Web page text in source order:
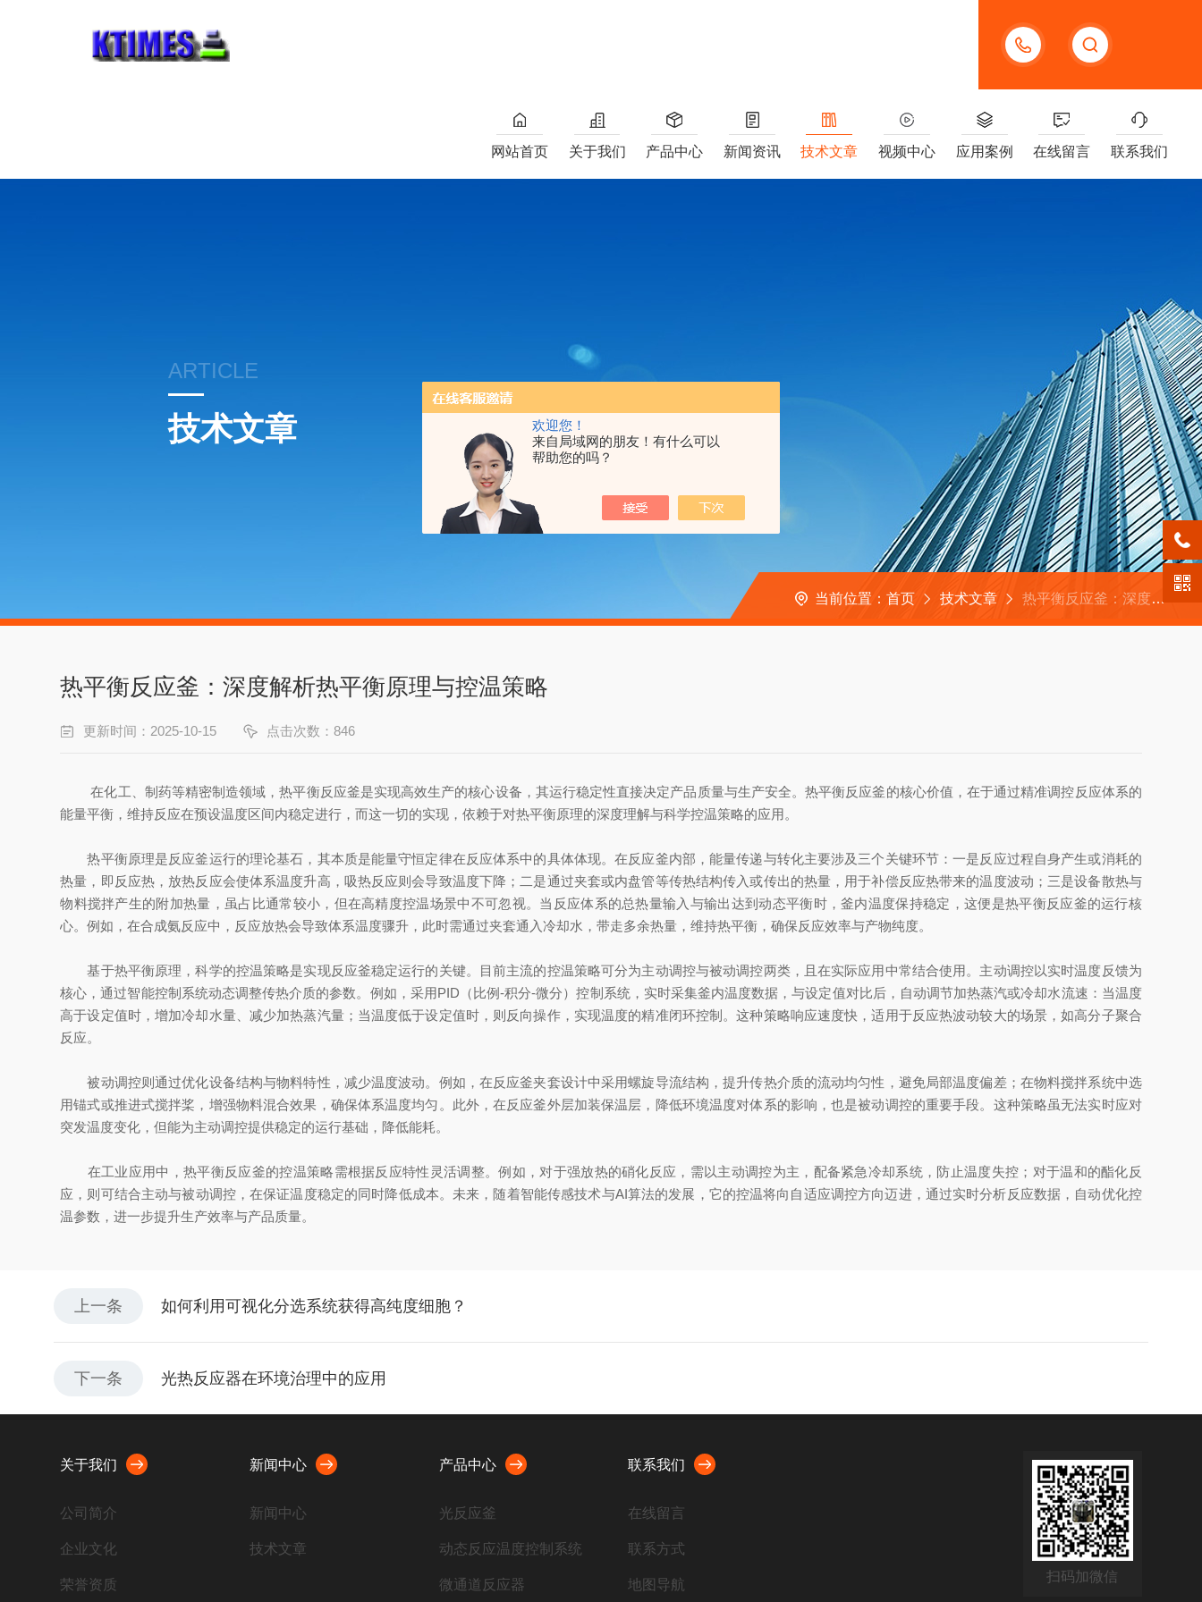
欢迎您！
来自局域网的朋友！有什么可以
帮助您的吗？
13391005955
网站首页 关于我们 产品中心 新闻资讯 技术文章 视频中心 应用案例 在线留言 联系我们
ARTICLE
技术文章
当前位置： 首页 技术文章 热平衡反应釜：深度解析热平衡原理与控温策略
热平衡反应釜：深度解析热平衡原理与控温策略
更新时间：2025-10-15 点击次数：846
在化工、制药等精密制造领域，热平衡反应釜是实现高效生产的核心设备，其运行稳定性直接决定产品质量与生产安全。热平衡反应釜的核心价值，在于通过精准调控反应体系的
能量平衡，维持反应在预设温度区间内稳定进行，而这一切的实现，依赖于对热平衡原理的深度理解与科学控温策略的应用。
热平衡原理是反应釜运行的理论基石，其本质是能量守恒定律在反应体系中的具体体现。在反应釜内部，能量传递与转化主要涉及三个关键环节：一是反应过程自身产生或消耗的
热量，即反应热，放热反应会使体系温度升高，吸热反应则会导致温度下降；二是通过夹套或内盘管等传热结构传入或传出的热量，用于补偿反应热带来的温度波动；三是设备散热与
物料搅拌产生的附加热量，虽占比通常较小，但在高精度控温场景中不可忽视。当反应体系的总热量输入与输出达到动态平衡时，釜内温度保持稳定，这便是热平衡反应釜的运行核
心。例如，在合成氨反应中，反应放热会导致体系温度骤升，此时需通过夹套通入冷却水，带走多余热量，维持热平衡，确保反应效率与产物纯度。
基于热平衡原理，科学的控温策略是实现反应釜稳定运行的关键。目前主流的控温策略可分为主动调控与被动调控两类，且在实际应用中常结合使用。主动调控以实时温度反馈为
核心，通过智能控制系统动态调整传热介质的参数。例如，采用PID（比例-积分-微分）控制系统，实时采集釜内温度数据，与设定值对比后，自动调节加热蒸汽或冷却水流速：当温度
高于设定值时，增加冷却水量、减少加热蒸汽量；当温度低于设定值时，则反向操作，实现温度的精准闭环控制。这种策略响应速度快，适用于反应热波动较大的场景，如高分子聚合
反应。
被动调控则通过优化设备结构与物料特性，减少温度波动。例如，在反应釜夹套设计中采用螺旋导流结构，提升传热介质的流动均匀性，避免局部温度偏差；在物料搅拌系统中选
用锚式或推进式搅拌桨，增强物料混合效果，确保体系温度均匀。此外，在反应釜外层加装保温层，降低环境温度对体系的影响，也是被动调控的重要手段。这种策略虽无法实时应对
突发温度变化，但能为主动调控提供稳定的运行基础，降低能耗。
在工业应用中，热平衡反应釜的控温策略需根据反应特性灵活调整。例如，对于强放热的硝化反应，需以主动调控为主，配备紧急冷却系统，防止温度失控；对于温和的酯化反
应，则可结合主动与被动调控，在保证温度稳定的同时降低成本。未来，随着智能传感技术与AI算法的发展，它的控温将向自适应调控方向迈进，通过实时分析反应数据，自动优化控
温参数，进一步提升生产效率与产品质量。
上一条 如何利用可视化分选系统获得高纯度细胞？
下一条 光热反应器在环境治理中的应用
关于我们
公司简介
企业文化
荣誉资质
新闻中心
新闻中心
技术文章
产品中心
光反应釜
动态反应温度控制系统
微通道反应器
联系我们
在线留言
联系方式
地图导航
扫码加微信